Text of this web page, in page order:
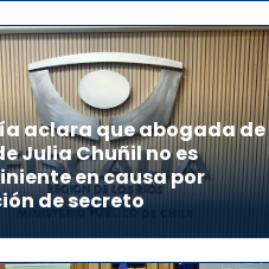
aclara que abogada de
Julia Chuñil no es
en causa por
de secreto